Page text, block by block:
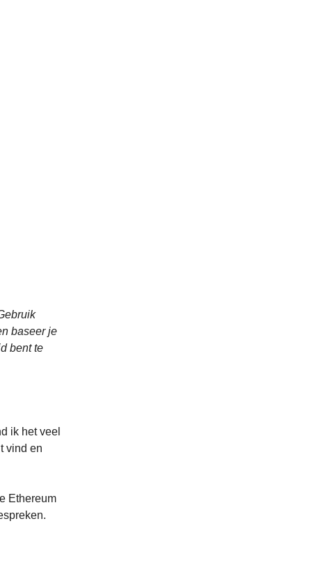
baseer je
bent te
ik het veel
vind en
Ethereum